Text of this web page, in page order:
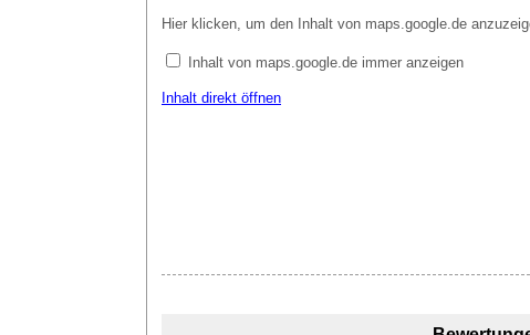
Hier klicken, um den Inhalt von maps.google.de
Inhalt von maps.google.de immer anzeigen
Inhalt direkt öffnen